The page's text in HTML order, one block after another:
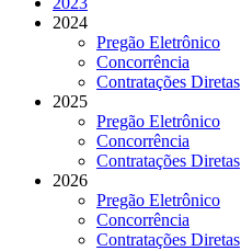
2024
Pregão Eletrônico
Concorrência
Contratações Diretas
2025
Pregão Eletrônico
Concorrência
Contratações Diretas
2026
Pregão Eletrônico
Concorrência
Contratações Diretas